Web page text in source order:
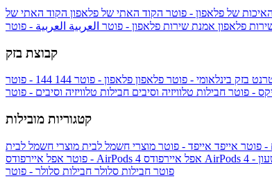
האיכות של פלאפון - פוטר הקוד האתי של פלאפון הקוד האתי של
פלאפון אמנת שירות פלאפון - פוטר العربية العربية - פוטר
קבוצת בזק
בזק בינלאומי - פוטר פלאפון פלאפון - פוטר 144
- פוטר חבילות טלוויזיה וסיבים חבילות טלוויזיה וסיבים - פוטר
קטגוריות מובילות
- פוטר אייפד אייפד - פוטר מוצרי חשמל לבית מוצרי חשמל לבית
- פוטר אפל איירפודס AirPods 4
פוטר חבילות סלולר חבילות סלולר - פוטר